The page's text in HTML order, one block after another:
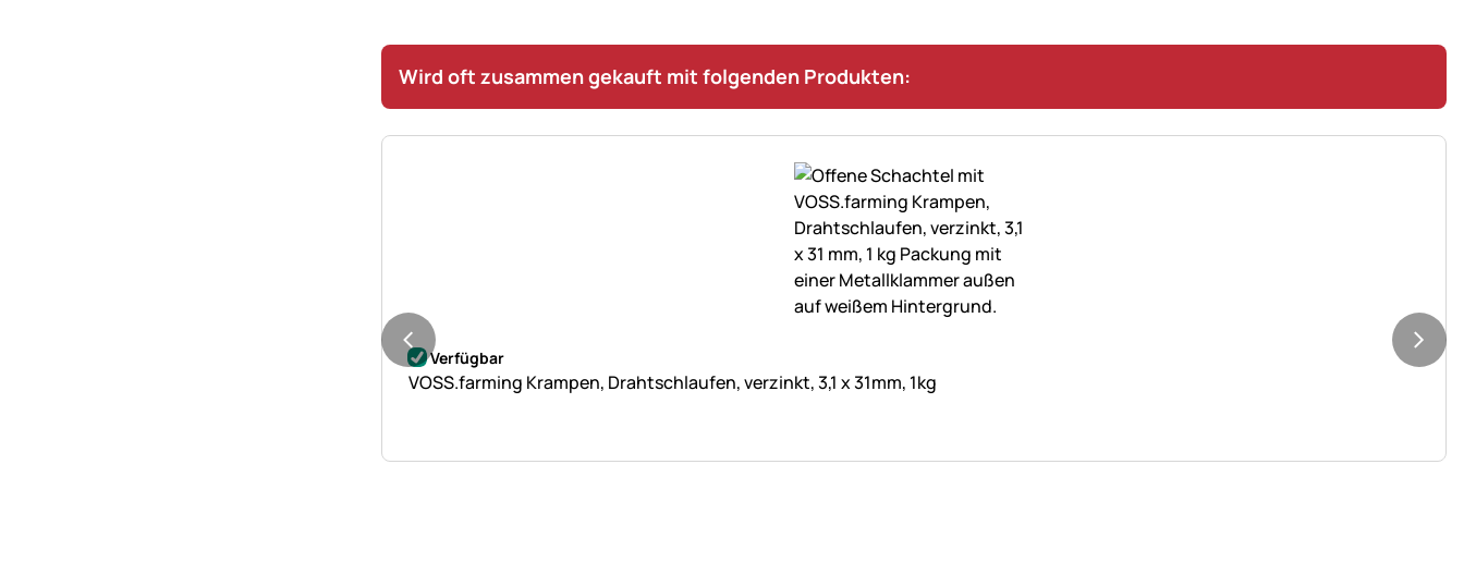
Wird oft zusammen gekauft mit folgenden Produkten:
Noch keine Bewertungen abgegeben
Verfügbar
VOSS.farming Krampen, Drahtschlaufen, verzinkt, 3,1 x 31mm, 1kg